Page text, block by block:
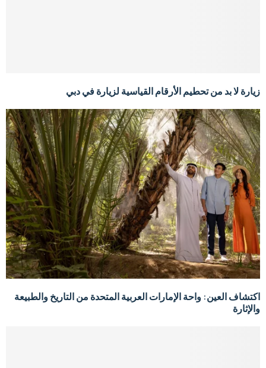
زيارة لا بد من تحطيم الأرقام القياسية لزيارة في دبي
اكتشاف العين: واحة الإمارات العربية المتحدة من التاريخ والطبيعة
والإثارة